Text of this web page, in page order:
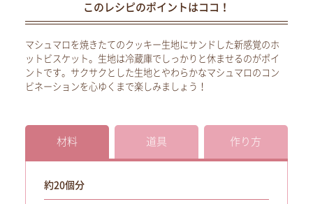
このレシピのポイントはココ！
マシュマロを焼きたてのクッキー生地にサンドした新感覚のホ
ットビスケット。生地は冷蔵庫でしっかりと休ませるのがポイ
ントです。サクサクとした生地とやわらかなマシュマロのコン
ビネーションを心ゆくまで楽しみましょう！
材料 道具 作り方
約20個分